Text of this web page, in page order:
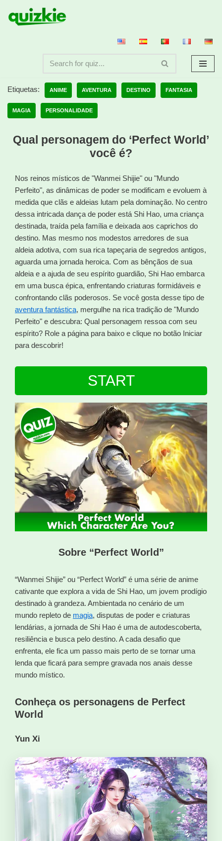
Avançar
Etiquetas: ANIME AVENTURA DESTINO FANTASIA
MAGIA PERSONALIDADE
Qual personagem do ‘Perfect World’
você é?
Nos reinos místicos de "Wanmei Shijie" ou "Mundo
Perfeito", as dinâmicas de poder se modificam e evoluem à
medida que clãs e aldeias lutam pela dominação. No centro
dessa intricada dança de poder está Shi Hao, uma criança
destinada, traída pela família e deixada aos caprichos do
destino. Mas mesmo nos modestos arredores de sua
aldeia adotiva, com sua rica tapeçaria de segredos antigos,
aguarda uma jornada heroica. Com as bênçãos de sua
aldeia e a ajuda de seu espírito guardião, Shi Hao embarca
em uma busca épica, enfrentando criaturas formidáveis e
confrontando clãs poderosos. Se você gosta desse tipo de
aventura fantástica, mergulhe na rica tradição de "Mundo
Perfeito" e descubra: Qual personagem ressoa com seu
espírito? Role a página para baixo e clique no botão Iniciar
para descobrir!
START
Sobre “Perfect World”
“Wanmei Shijie” ou “Perfect World” é uma série de anime
cativante que explora a vida de Shi Hao, um jovem prodígio
destinado à grandeza. Ambientada no cenário de um
mundo repleto de magia, disputas de poder e criaturas
lendárias, a jornada de Shi Hao é uma de autodescoberta,
resiliência e busca pelo destino. A cada desafio que
enfrenta, ele fica um passo mais perto de se tornar uma
lenda que ficará para sempre gravada nos anais desse
mundo místico.
Conheça os personagens de Perfect
World
Yun Xi